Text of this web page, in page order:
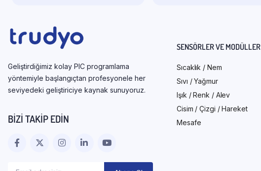
Geliştirdiğimiz kolay PIC programlama
yöntemiyle başlangıçtan profesyonele her
seviyedeki geliştiriciye kaynak sunuyoruz.
BIZI TAKIP EDIN
SENSÖRLER VE MODÜLLER
Sıcaklık / Nem
Sıvı / Yağmur
Işık / Renk / Alev
Cisim / Çizgi / Hareket
Mesafe